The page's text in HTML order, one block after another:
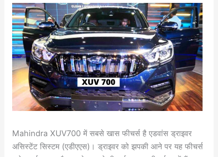
Mahindra XUV700 में सबसे खास फीचर्स है एडवांस ड्राइवर
असिस्टेंट सिस्टम (एडीएएस)। ड्राइवर को झपकी आने पर यह फीचर्स